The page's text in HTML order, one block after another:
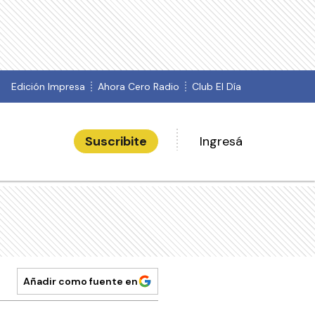
Edición Impresa Ahora Cero Radio Club El Día
Suscribite Ingresá
Añadir como fuente en